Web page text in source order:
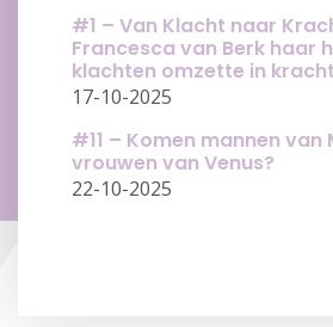
#1 – Van Klacht naar
Francesca van Berk haar
klachten omzette in kracht
17-10-2025
#11 – Komen mannen van
vrouwen van Venus?
22-10-2025